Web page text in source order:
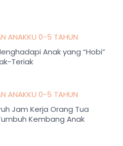
ANAKKU 0-5 TAHUN
Anak yang “Hobi”
Teriak
ANAKKU 0-5 TAHUN
Jam Kerja Orang Tua
Kembang Anak